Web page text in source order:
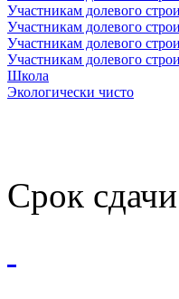
Участникам долевого
Участникам долевого
Участникам долевого
Участникам долевого
Школа
Экологически чисто
Срок